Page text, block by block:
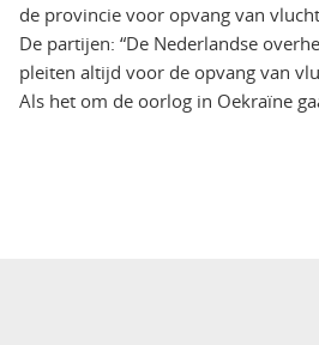
de provincie voor opvang van
De partijen: “De Nederlandse
pleiten altijd voor de opvang van
Als het om de oorlog in Oekraïne